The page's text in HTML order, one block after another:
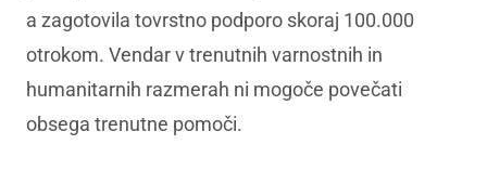
a zagotovila tovrstno podporo skoraj 100.000
otrokom. Vendar v trenutnih varnostnih in
humanitarnih razmerah ni mogoče povečati
obsega trenutne pomoči.